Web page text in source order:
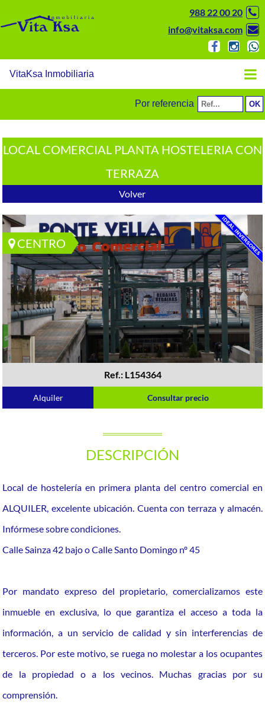
988 22 00 20
info@vitaksa.com
VitaKsa Inmobiliaria
Por referencia
LOCAL COMERCIAL PLANTA HOSTELERIA CON
TERRAZA
Volver
CENTRO
Ref.: L154364
Alquiler Consultar precio
DESCRIPCIÓN
Local de hostelería en primera planta del centro comercial en
ALQUILER, excelente ubicación. Cuenta con terraza y almacén.
Infórmese sobre condiciones.
Calle Sainza 42 bajo o Calle Santo Domingo nº 45
Por mandato expreso del propietario, comercializamos este
inmueble en exclusiva, lo que garantiza el acceso a toda la
información, a un servicio de calidad y sin interferencias de
terceros. Por este motivo, se ruega no molestar a los ocupantes
de la propiedad o a los vecinos. Muchas gracias por su
comprensión.